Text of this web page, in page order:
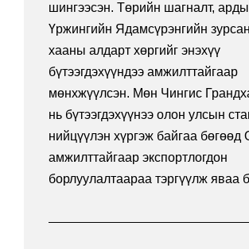
шингээсэн. Төрийн шагналт,
Үржингийн Ядамсүрэнгийн
хааны алдарт хөргийг энэхүү
бүтээгдэхүүндээ амжилттайгаар
мөнхжүүлсэн. Мөн Чингис
нь бүтээгдэхүүнээ олон улсын
нийцүүлэн хүргэж байгаа бөгөөд
амжилттайгаар экспортлогдон
борлуулалтаараа тэргүүлж яваа